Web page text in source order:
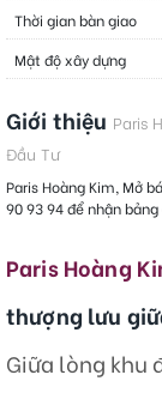
Thời gian bàn giao
Mật độ xây dựng
Giới thiệu Paris
Đầu Tư
Paris Hoàng Kim, Mở
90 93 94 để nhận
Paris Hoàng
thượng lưu
Giữa lòng khu